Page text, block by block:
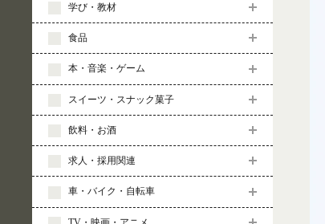
学び・教材
食品
本・音楽・ゲーム
スイーツ・スナック菓子
飲料・お酒
求人・採用関連
車・バイク・自転車